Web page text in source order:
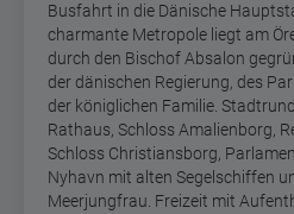
Busfahrt in die Dänische
charmante Metropole liegt am
durch den Bischof Absalon
der dänischen Regierung, des
der königlichen Familie.
Rathaus, Schloss Amalienborg,
Schloss Christiansborg,
Nyhavn mit alten Segelschiffen
Meerjungfrau. Freizeit mit